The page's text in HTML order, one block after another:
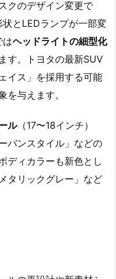
クのデザイン変更で
とLEDランプが一部変
はヘッドライトの細型化
す。トヨタの最新SUV
イス」を採用する可能
を与えます。
ル（17〜18インチ）
バンスタイル」などの
ディカラーも新色とし
タリックグレー」など